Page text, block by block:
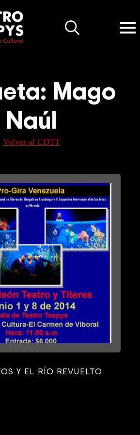
Mago
Naúl
Volver al CDTT
Y EL RÍO REVUELTO